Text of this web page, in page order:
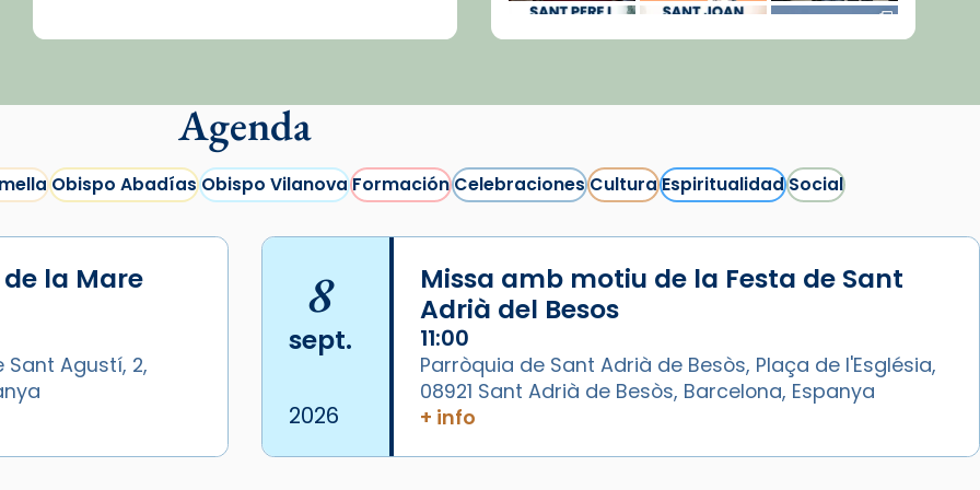
Cargar más...
Agenda
Obispo AbadíasObispo VilanovaFormaciónCelebracionesCulturaEspiritualidadSocial
la Mare
Agustí, 2,
8
sept.
2026
Missa amb motiu de la Festa de Sant
Adrià del Besos
11:00
Parròquia de Sant Adrià de Besòs, Plaça de l'Església,
08921 Sant Adrià de Besòs, Barcelona, Espanya
+ info